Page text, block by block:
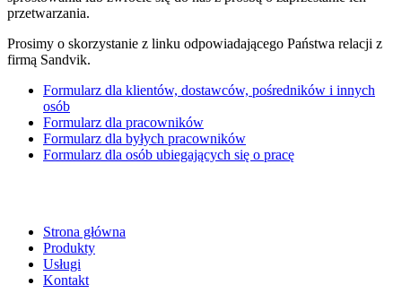
przetwarzania.
Prosimy o skorzystanie z linku odpowiadającego Państwa relacji z
firmą Sandvik.
Formularz dla klientów, dostawców, pośredników i innych
osób
Formularz dla pracowników
Formularz dla byłych pracowników
Formularz dla osób ubiegających się o pracę
Strona główna
Produkty
Usługi
Kontakt